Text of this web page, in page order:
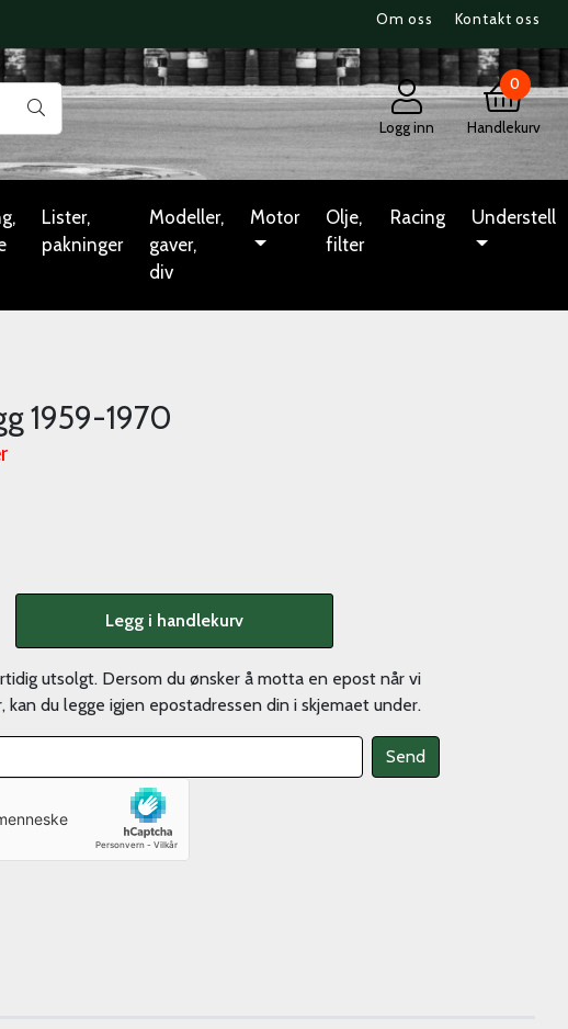
Om oss Kontakt oss
Logg inn
0
Handlekurv
Lister,
pakninger
Modeller,
gaver,
div
Motor
Olje,
filter
Racing Understell
1959-1970
Legg i handlekurv
utsolgt. Dersom du ønsker å motta en epost når vi
kan du legge igjen epostadressen din i skjemaet under.